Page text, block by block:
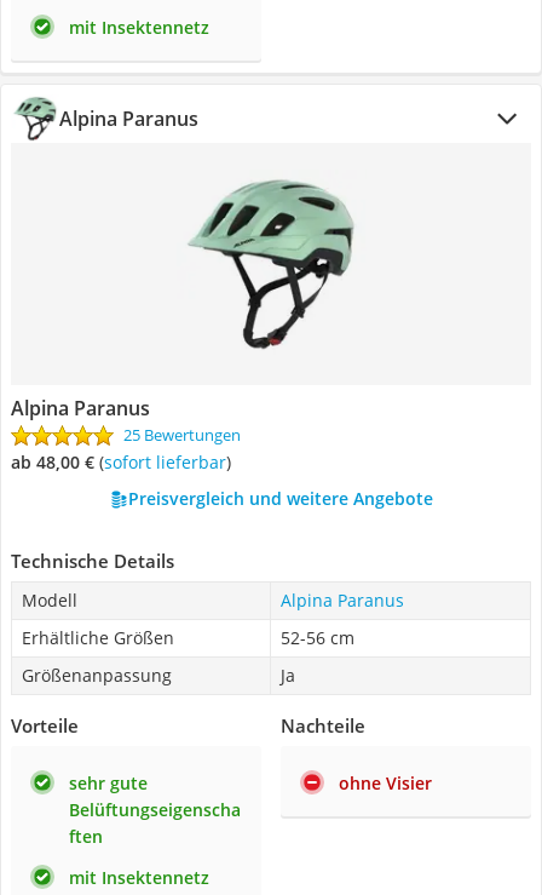
mit Insektennetz
Alpina Paranus
Alpina Paranus
25 Bewertungen
ab 48,00 € ( Sofort lieferbar)
Preisvergleich und weitere Angebote
Technische Details
Modell
Alpina Paranus
Erhältliche Größen
52-56 cm
Größenanpassung
Ja
Vorteile
sehr gute
Belüftungseigenscha
ften
mit Insektennetz
Nachteile
ohne Visier